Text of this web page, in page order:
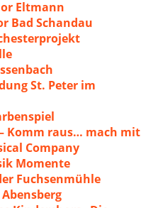
Eltmann
Bad Schandau
St. Peter im
Komm raus… mach mit
Company
Momente
Fuchsenmühle